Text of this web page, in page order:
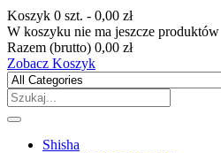
Koszyk 0 szt. - 0,00 zł
W koszyku nie ma jeszcze produktów
Razem (brutto) 0,00 zł
Zobacz Koszyk
Shisha